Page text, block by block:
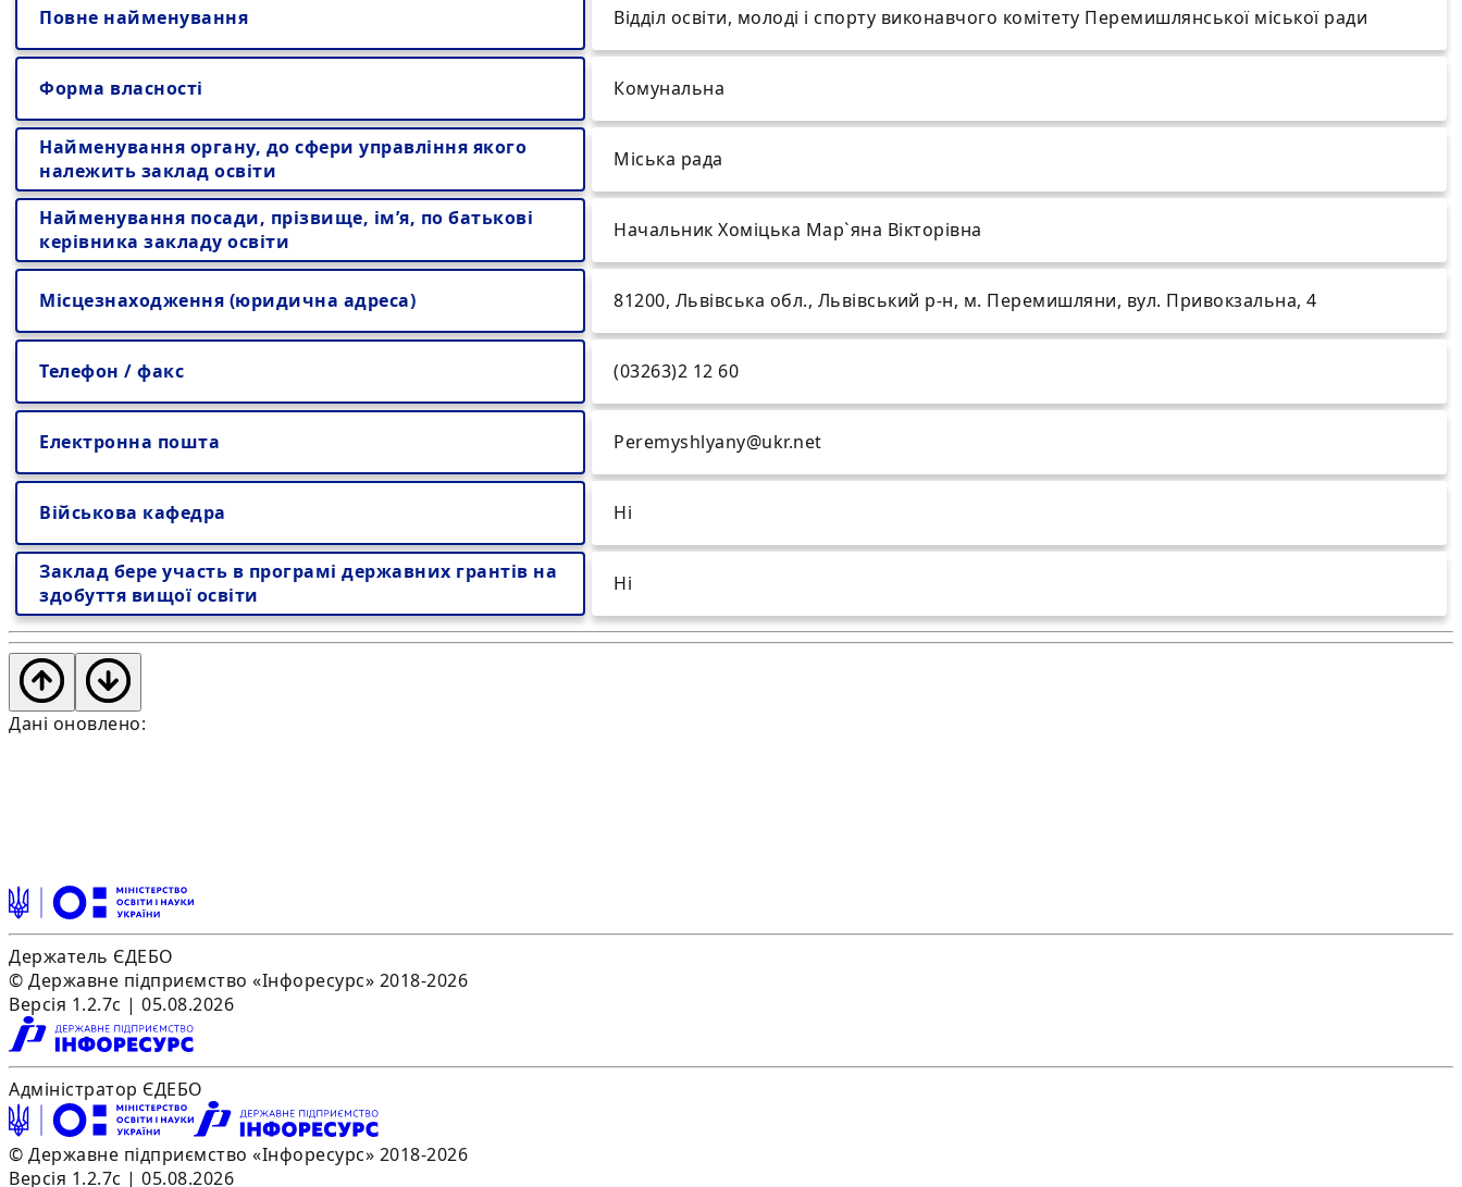
Повне найменування Відділ освіти, молоді і спорту виконавчого комітету Перемишлянської міської ради
Форма власності Комунальна
Найменування органу, до сфери управління якого
належить заклад освіти
Міська рада
Найменування посади, прізвище, ім’я, по батькові
керівника закладу освіти
Начальник Хоміцька Мар`яна Вікторівна
Місцезнаходження (юридична адреса) 81200, Львівська обл., Львівський р-н, м. Перемишляни, вул. Привокзальна, 4
Телефон / факс (03263)2 12 60
Електронна пошта Peremyshlyany@ukr.net
Військова кафедра Ні
Заклад бере участь в програмі державних грантів на
здобуття вищої освіти
Ні
Дані оновлено:
Держатель ЄДЕБО
© Державне підприємство «Інфоресурс» 2018-2026
Версія 1.2.7c | 05.08.2026
Адміністратор ЄДЕБО
© Державне підприємство «Інфоресурс» 2018-2026
Версія 1.2.7c | 05.08.2026